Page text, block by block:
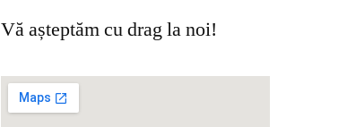
Vă așteptăm cu drag la noi!